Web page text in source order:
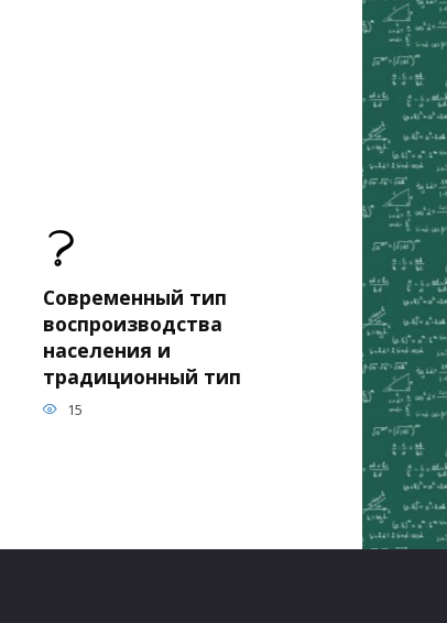
Современный тип
воспроизводства
населения и
традиционный тип
15